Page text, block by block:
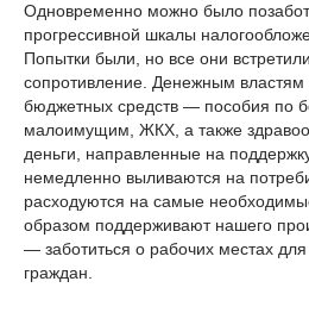
Одновременно можно было
прогрессивной шкалы
Попытки были, но все они
сопротивление. Денежным властям
бюджетных средств — пособия по
малоимущим, ЖКХ, а также
деньги, направленные на
немедленно выливаются на
расходуются на самые
образом поддерживают нашего
— заботиться о рабочих местах
граждан.